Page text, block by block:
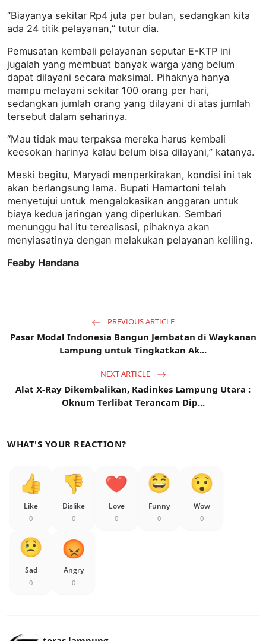
“Biayanya sekitar Rp4 juta per bulan, sedangkan kita
ada 24 titik pelayanan,” tutur dia.
Pemusatan kembali pelayanan seputar E-KTP ini
jugalah yang membuat banyak warga yang belum
dapat dilayani secara maksimal. Pihaknya hanya
mampu melayani sekitar 100 orang per hari,
sedangkan jumlah orang yang dilayani di atas jumlah
tersebut dalam seharinya.
“Mau tidak mau terpaksa mereka harus kembali
keesokan harinya kalau belum bisa dilayani,” katanya.
Meski begitu, Maryadi menperkirakan, kondisi ini tak
akan berlangsung lama. Bupati Hamartoni telah
menyetujui untuk mengalokasikan anggaran untuk
biaya kedua jaringan yang diperlukan. Sembari
menunggu hal itu terealisasi, pihaknya akan
menyiasatinya dengan melakukan pelayanan keliling.
Feaby Handana
PREVIOUS ARTICLE
Pasar Modal Indonesia Bangun Jembatan di Waykanan
Lampung untuk Tingkatkan Ak...
NEXT ARTICLE
Alat X-Ray Dikembalikan, Kadinkes Lampung Utara :
Oknum Terlibat Terancam Dip...
WHAT'S YOUR REACTION?
Like
0
Dislike
0
Love
0
Funny
0
Wow
0
Sad
0
Angry
0